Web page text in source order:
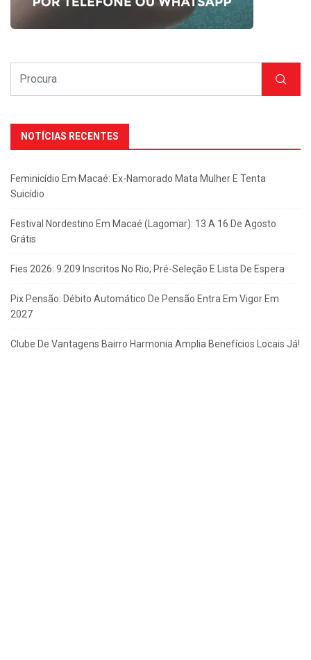
NOTÍCIAS RECENTES
Feminicídio Em Macaé: Ex-Namorado Mata Mulher E Tenta
Suicídio
Festival Nordestino Em Macaé (Lagomar): 13 A 16 De Agosto
Grátis
Fies 2026: 9.209 Inscritos No Rio; Pré-Seleção E Lista De Espera
Pix Pensão: Débito Automático De Pensão Entra Em Vigor Em
2027
Clube De Vantagens Bairro Harmonia Amplia Benefícios Locais Já!